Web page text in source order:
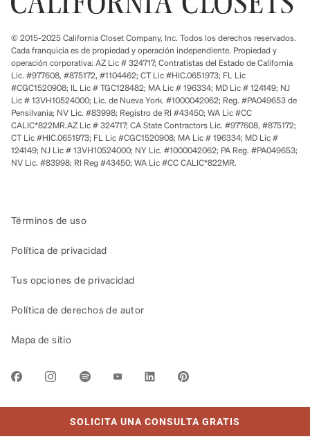
SOLICITA UNA CONSULTA GRATIS
© 2015-2025 California Closet Company, Inc. Todos los derechos reservados.
Cada franquicia es de propiedad y operación independiente. Propiedad y
operación corporativa: AZ Lic # 324717; Contratistas del Estado de California
Lic. #977608, #875172, #1104462; CT Lic #HIC.0651973; FL Lic
#CGC1520908; IL Lic # TGC128482; MA Lic # 196334; MD Lic # 124149; NJ
Lic # 13VH10524000; Lic. de Nueva York. #1000042062; Reg. #PA049653 de
Pensilvania; NV Lic. #83998; Registro de RI #43450; WA Lic #CC
CALIC*822MR.AZ Lic # 324717; CA State Contractors Lic. #977608, #875172;
CT Lic #HIC.0651973; FL Lic #CGC1520908; MA Lic # 196334; MD Lic #
124149; NJ Lic # 13VH10524000; NY Lic. #1000042062; PA Reg. #PA049653;
NV Lic. #83998; RI Reg #43450; WA Lic #CC CALIC*822MR.
Términos de uso
Política de privacidad
Tus opciones de privacidad
Política de derechos de autor
Mapa de sitio